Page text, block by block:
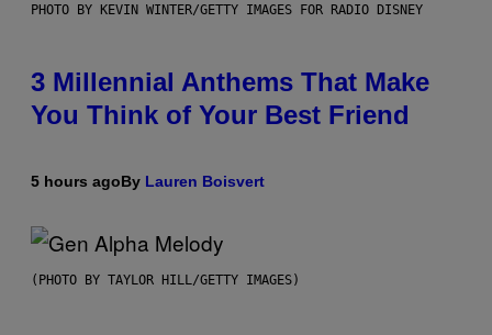
PHOTO BY KEVIN WINTER/GETTY IMAGES FOR RADIO DISNEY
3 Millennial Anthems That Make
You Think of Your Best Friend
5 hours agoBy Lauren Boisvert
(PHOTO BY TAYLOR HILL/GETTY IMAGES)